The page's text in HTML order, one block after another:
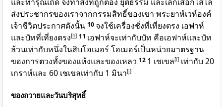
ส่งประชากรของเราจากกรรมสิทธิ์ของเขา พระยาห์เวห์องค์
เจ้าชีวิตประกาศดังนั้น 10 จงใช้เครื่องชั่งที่เที่ยงตรง เอฟาห์
และบัทที่เที่ยงตรง[h] 11 เอฟาห์จะเท่ากับบัท คือเอฟาห์และบัท
ล้วนเท่ากับหนึ่งในสิบโฮเมอร์ โฮเมอร์เป็นหน่วยมาตรฐาน
ของการตวงทั้งของแห้งและของเหลว 12 1 เชเขล[i] เท่ากับ 20
เกราห์และ 60 เชเขลเท่ากับ 1 มินา[j]
ของถวายและวันบริสุทธิ์